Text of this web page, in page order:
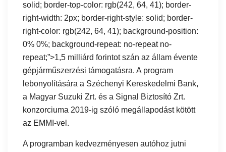
solid; border-top-color: rgb(242, 64, 41); border-
right-width: 2px; border-right-style: solid; border-
right-color: rgb(242, 64, 41); background-position:
0% 0%; background-repeat: no-repeat no-
repeat;”>1,5 milliárd forintot szán az állam évente
gépjárműszerzési támogatásra. A program
lebonyolítására a Széchenyi Kereskedelmi Bank,
a Magyar Suzuki Zrt. és a Signal Biztosító Zrt.
konzorciuma 2019-ig szóló megállapodást kötött
az EMMI-vel.
A programban kedvezményesen autóhoz jutni